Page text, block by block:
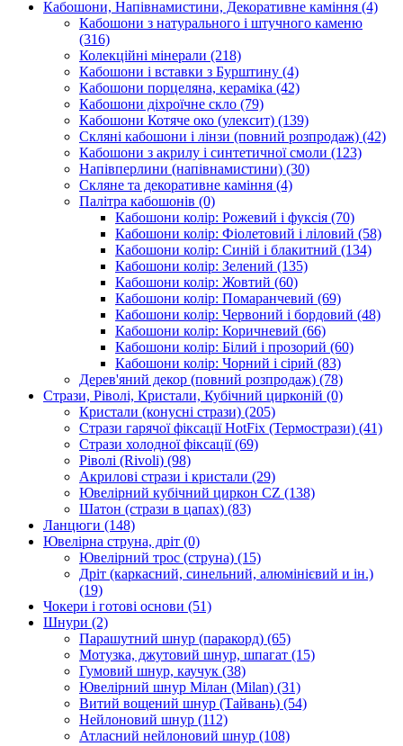
Кабошони, Напівнамистини, Декоративне каміння (4)
Кабошони з натурального і штучного каменю
(316)
Колекційні мінерали (218)
Кабошони і вставки з Бурштину (4)
Кабошони порцеляна, кераміка (42)
Кабошони діхроїчне скло (79)
Кабошони Котяче око (улексит) (139)
Скляні кабошони і лінзи (повний розпродаж) (42)
Кабошони з акрилу і синтетичної смоли (123)
Напівперлини (напівнамистини) (30)
Скляне та декоративне каміння (4)
Палітра кабошонів (0)
Кабошони колір: Рожевий і фуксія (70)
Кабошони колір: Фіолетовий і ліловий (58)
Кабошони колір: Синій і блакитний (134)
Кабошони колір: Зелений (135)
Кабошони колір: Жовтий (60)
Кабошони колір: Помаранчевий (69)
Кабошони колір: Червоний і бордовий (48)
Кабошони колір: Коричневий (66)
Кабошони колір: Білий і прозорий (60)
Кабошони колір: Чорний і сірий (83)
Дерев'яний декор (повний розпродаж) (78)
Стрази, Ріволі, Кристали, Кубічний цирконій (0)
Кристали (конусні стрази) (205)
Стрази гарячої фіксації HotFix (Термострази) (41)
Стрази холодної фіксації(69)
Ріволі (Rivoli) (98)
Акрилові стрази і кристали (29)
Ювелірний кубічний циркон CZ (138)
Шатон (стрази в цапах) (83)
Ланцюги (148)
Ювелірна струна, дріт (0)
Ювелірний трос (струна) (15)
Дріт (каркасний, синельний, алюмінієвий и ін.)
(19)
Чокери і готові основи (51)
Шнури (2)
Парашутний шнур (паракорд) (65)
Мотузка, джутовий шнур, шпагат (15)
Гумовий шнур, каучук (38)
Ювелірний шнур Мілан (Milan) (31)
Витий вощений шнур (Тайвань) (54)
Нейлоновий шнур (112)
Атласний нейлоновий шнур (108)